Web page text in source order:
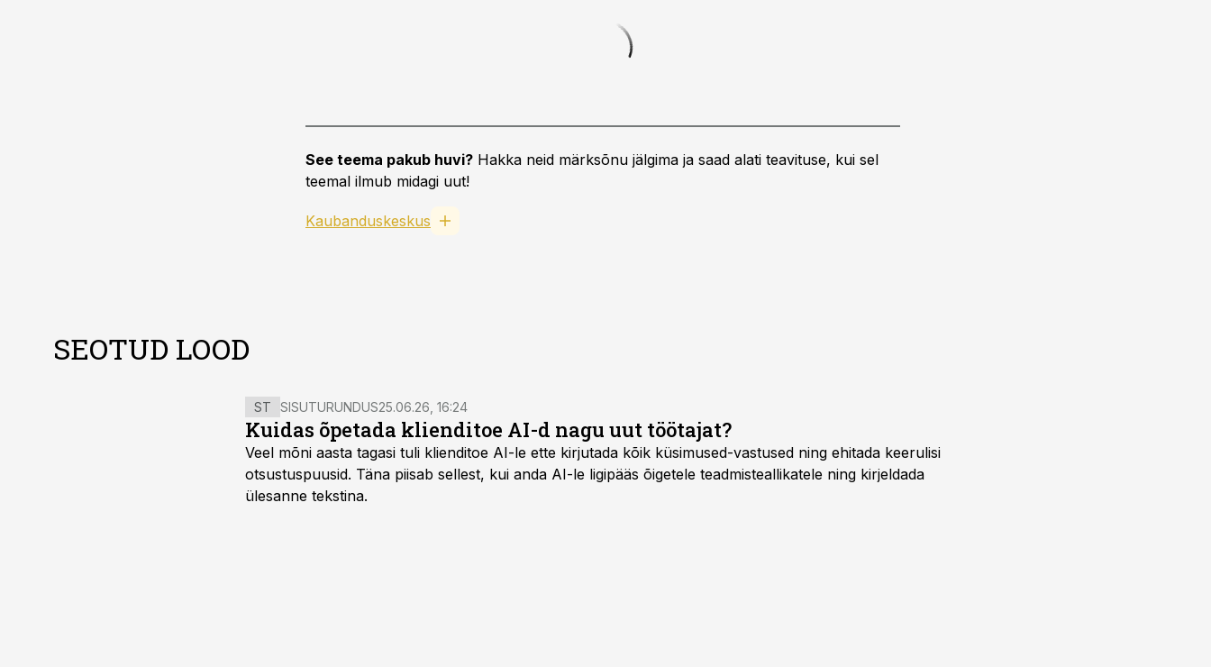
See teema pakub huvi? Hakka neid märksõnu jälgima ja saad alati teavituse, kui sel
teemal ilmub midagi uut!
Kaubanduskeskus
SEOTUD LOOD
ST SISUTURUNDUS25.06.26, 16:24
Kuidas õpetada klienditoe AI-d nagu uut töötajat?
Veel mõni aasta tagasi tuli klienditoe AI-le ette kirjutada kõik küsimused-vastused ning ehitada keerulisi
otsustuspuusid. Täna piisab sellest, kui anda AI-le ligipääs õigetele teadmisteallikatele ning kirjeldada
ülesanne tekstina.